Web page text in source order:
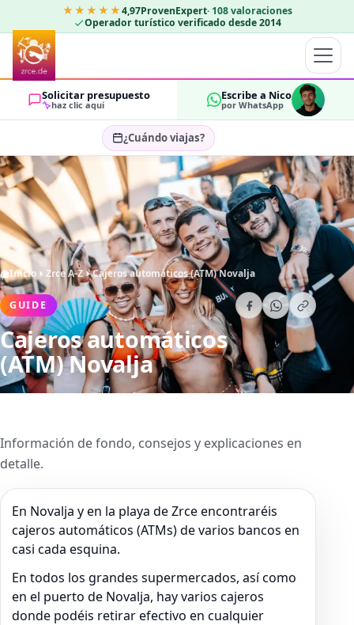
★★★★★4,97ProvenExpert· 108 valoraciones
Operador turístico verificado desde 2014
Solicitar presupuesto
haz clic aquí
Escribe a Nico
por WhatsApp
¿Cuándo viajas?
Seleccionar fechas…
HUÉSPEDES
2 OK
Inicio Zrce A-Z Cajeros automáticos (ATM) Novalja
GUIDE
Cajeros automáticos
(ATM) Novalja
Información de fondo, consejos y explicaciones en
detalle.
En Novalja y en la playa de Zrce encontraréis
cajeros automáticos (ATMs) de varios bancos en
casi cada esquina.
En todos los grandes supermercados, así como
en el puerto de Novalja, hay varios cajeros
donde podéis retirar efectivo en cualquier